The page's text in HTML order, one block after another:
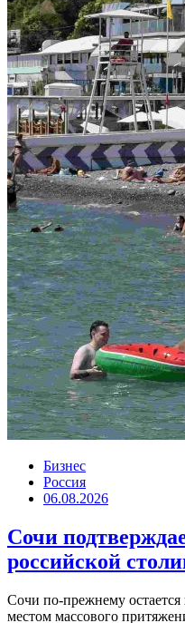
Бизнес
Россия
06.08.2026
Сочи
российской
Сочи по-прежнему
местом массового